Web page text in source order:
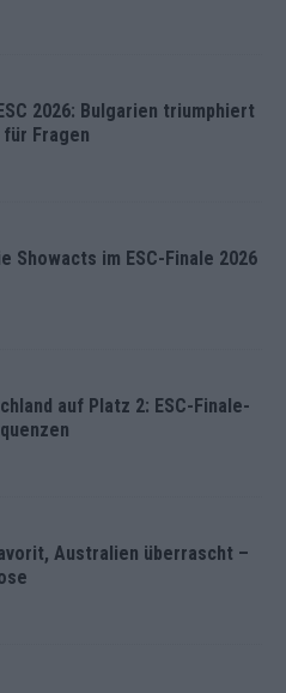
2026: Bulgarien triumphiert
Fragen
Showacts im ESC-Finale 2026
auf Platz 2: ESC-Finale-
Australien überrascht –